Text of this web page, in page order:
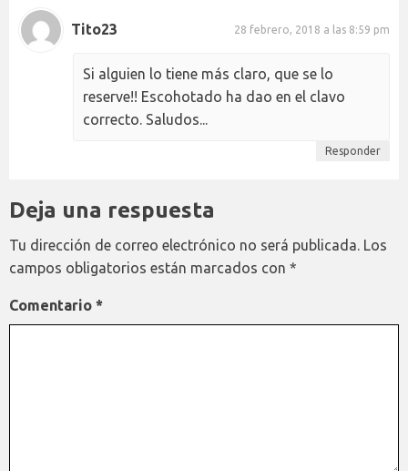
Tito23 28 febrero, 2018 a las 8:59 pm
Si alguien lo tiene más claro, que se lo
reserve!! Escohotado ha dao en el clavo
correcto. Saludos...
Responder
Deja una respuesta
Tu dirección de correo electrónico no será publicada. Los
campos obligatorios están marcados con *
Comentario *